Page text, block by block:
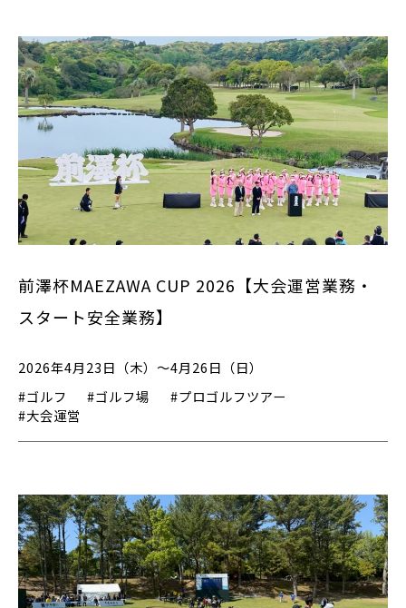
前澤杯MAEZAWA CUP 2026【大会運営業務・
スタート安全業務】
2026年4月23日（木）～4月26日（日）
#ゴルフ
#ゴルフ場
#プロゴルフツアー
#大会運営